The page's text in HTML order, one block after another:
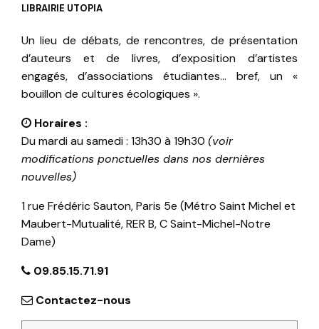
LIBRAIRIE UTOPIA
Un lieu de débats, de rencontres, de présentation
d’auteurs et de livres, d’exposition d’artistes
engagés, d’associations étudiantes… bref, un «
bouillon de cultures écologiques ».
Horaires :
Du mardi au samedi : 13h30 à 19h30 (voir
modifications ponctuelles dans nos dernières
nouvelles)
1 rue Frédéric Sauton, Paris 5e (Métro Saint Michel et
Maubert-Mutualité, RER B, C Saint-Michel-Notre
Dame)
09.85.15.71.91
Contactez-nous